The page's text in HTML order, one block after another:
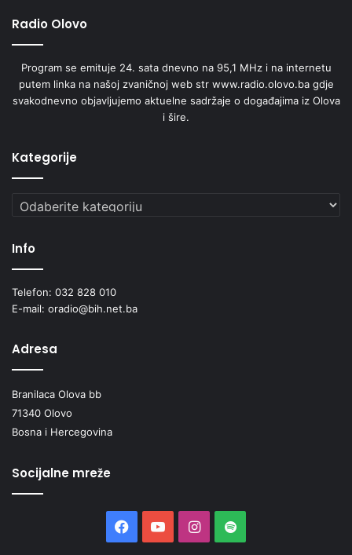
Radio Olovo
Program se emituje 24. sata dnevno na 95,1 MHz i na internetu
putem linka na našoj zvaničnoj web str www.radio.olovo.ba gdje
svakodnevno objavljujemo aktuelne sadržaje o događajima iz Olova
i šire.
Kategorije
Kategorije
Info
Telefon: 032 828 010
E-mail: oradio@bih.net.ba
Adresa
Branilaca Olova bb
71340 Olovo
Bosna i Hercegovina
Socijalne mreže
Facebook
YouTubeInstagram
Spotify